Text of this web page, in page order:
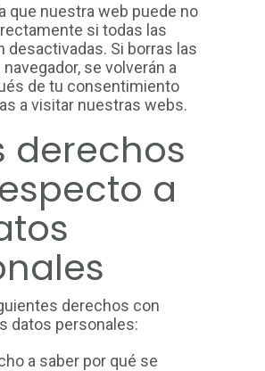
que nuestra web puede no
si todas las
desactivadas. Si borras las
se volverán a
de tu consentimiento
a visitar nuestras webs.
derechos
a
derechos con
datos personales:
a saber por qué se